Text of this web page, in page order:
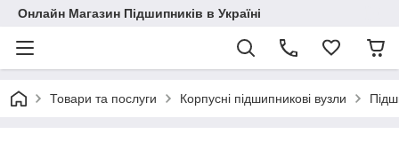
Онлайн Магазин Підшипників в Україні
Товари та послуги Корпусні підшипникові вузли